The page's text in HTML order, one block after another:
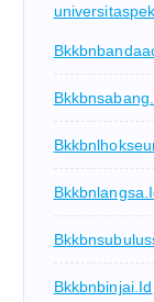
Bkkbnbinjai.id